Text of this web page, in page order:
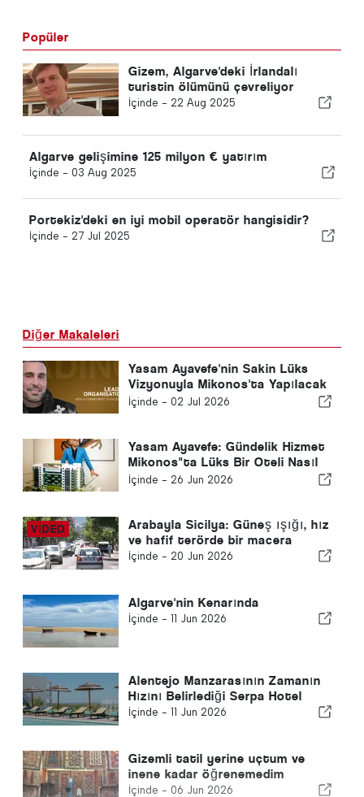
Popüler
Gizem, Algarve'deki İrlandalı
turistin ölümünü çevreliyor
İçinde - 22 Aug 2025
Algarve gelişimine 125 milyon € yatırım
İçinde - 03 Aug 2025
Portekiz'deki en iyi mobil operatör hangisidir?
İçinde - 27 Jul 2025
Diğer Makaleleri
Yasam Ayavefe'nin Sakin Lüks
Vizyonuyla Mikonos'ta Yapılacak
5 Şey
İçinde - 02 Jul 2026
Yasam Ayavefe: Gündelik Hizmet
Mikonos"ta Lüks Bir Oteli Nasıl
Şekillendiriyor?
İçinde - 26 Jun 2026
Arabayla Sicilya: Güneş ışığı, hız
ve hafif terörde bir macera
İçinde - 20 Jun 2026
Algarve'nin Kenarında
İçinde - 11 Jun 2026
Alentejo Manzarasının Zamanın
Hızını Belirlediği Serpa Hotel
İçinde - 11 Jun 2026
Gizemli tatil yerine uçtum ve
inene kadar öğrenemedim
İçinde - 06 Jun 2026